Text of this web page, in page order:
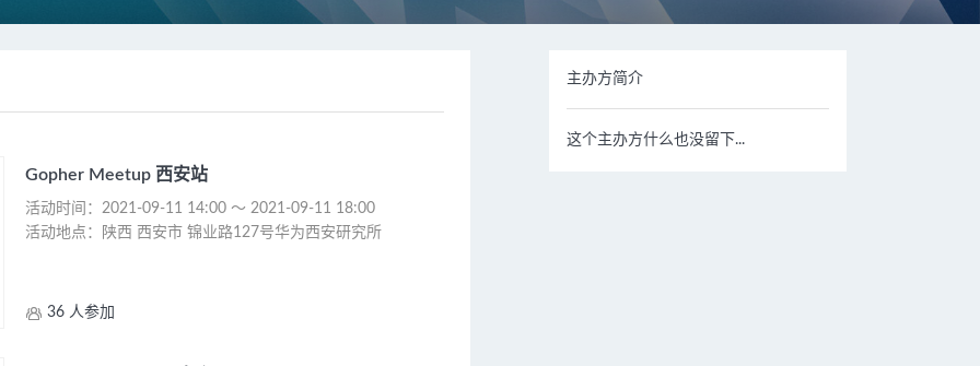
Gopher Meetup 西安站
活动时间：2021-09-11 14:00 ～ 2021-09-11 18:00
活动地点：陕西 西安市 锦业路127号华为西安研究所
 36 人参加
主办方简介
这个主办方什么也没留下...